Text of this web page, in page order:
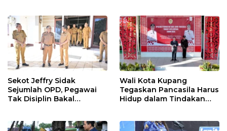
Sekot Jeffry Sidak
Sejumlah OPD, Pegawai
Tak Disiplin Bakal
Wali Kota Kupang
Tegaskan Pancasila Harus
Hidup dalam Tindakan